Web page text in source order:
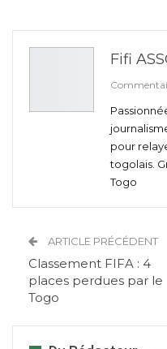
Fifi
pour
togolais.
Togo
ARTICLE PRÉCÉDENT
Classement FIFA : 4
places perdues par le
Togo